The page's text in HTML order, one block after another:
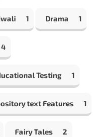
1 Drama 1
4
Testing 1
text Features 1
Fairy Tales 2